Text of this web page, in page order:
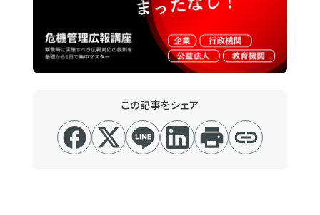
この記事をシェア